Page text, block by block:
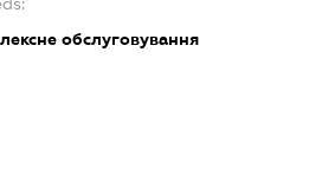
обслуговування